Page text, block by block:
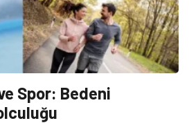
Spor: Bedeni